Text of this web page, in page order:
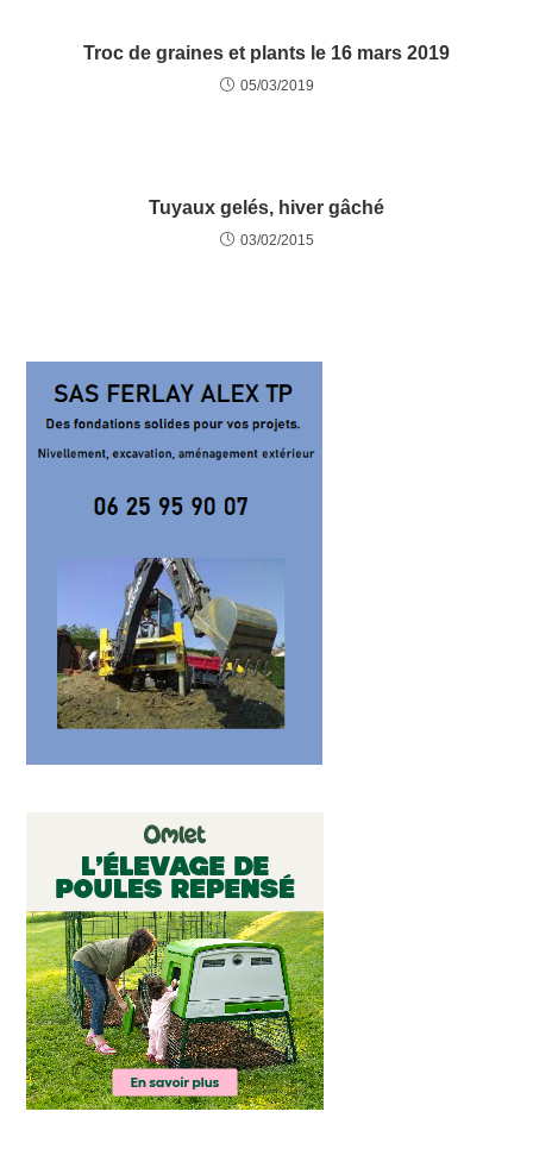
Troc de graines et plants le 16 mars 2019
05/03/2019
Tuyaux gelés, hiver gâché
03/02/2015